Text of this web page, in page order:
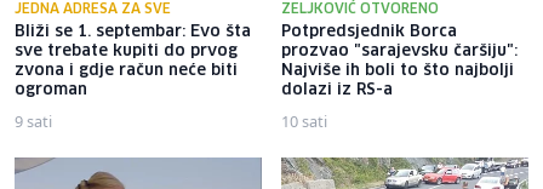
JEDNA ADRESA ZA SVE
Bliži se 1. septembar: Evo šta
sve trebate kupiti do prvog
zvona i gdje račun neće biti
ogroman
9 sati
ZELJKOVIĆ OTVORENO
Potpredsjednik Borca
prozvao "sarajevsku čaršiju":
Najviše ih boli to što najbolji
dolazi iz RS-a
10 sati